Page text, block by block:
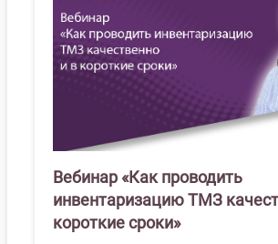
Вебинар «Как проводить
инвентаризацию ТМЗ
короткие сроки»